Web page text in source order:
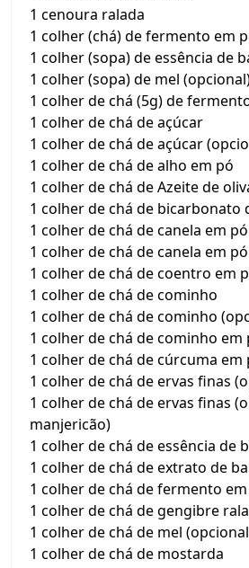
1 cenoura ralada
1 colher (chá) de fermento em
1 colher (sopa) de essência de
1 colher (sopa) de mel
1 colher de chá (5g) de
1 colher de chá de açúcar
1 colher de chá de açúcar
1 colher de chá de alho em pó
1 colher de chá de Azeite de
1 colher de chá de bicarbonato
1 colher de chá de canela em pó
1 colher de chá de canela em
1 colher de chá de coentro em
1 colher de chá de cominho
1 colher de chá de cominho
1 colher de chá de cominho em
1 colher de chá de cúrcuma em
1 colher de chá de ervas finas
1 colher de chá de ervas finas
manjericão)
1 colher de chá de essência de
1 colher de chá de extrato de
1 colher de chá de fermento
1 colher de chá de gengibre
1 colher de chá de mel
1 colher de chá de mostarda